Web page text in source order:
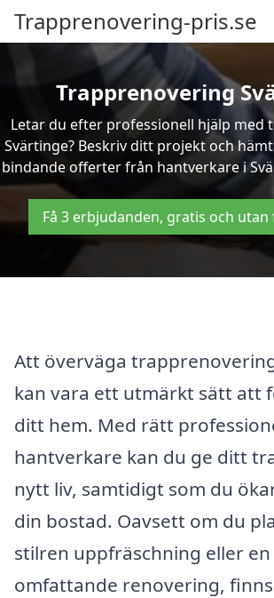
Trapprenovering-pris.se
Trapprenovering
Letar du efter professionell hjälp med
Svärtinge? Beskriv ditt projekt och
bindande offerter från hantverkare i
Få 3 erbjudanden, gratis och
Att överväga
kan vara ett utmärkt sätt att
ditt hem. Med rätt
hantverkare kan du ge ditt
nytt liv, samtidigt som du
din bostad. Oavsett om du
stilren uppfräschning eller
omfattande renovering,